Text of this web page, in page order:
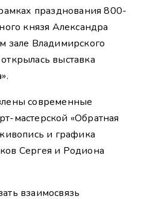
празднования 800-
князя Александра
зале Владимирского
выставка
современные
мастерской «Обратная
и графика
Сергея и Родиона
взаимосвязь